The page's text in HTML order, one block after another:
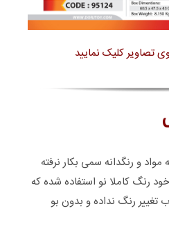
تصاویر کلیک نمایید
و رنگدانه سمی بکار نرفته
رنگ کاملا نو استفاده شده که
تغییر رنگ نداده و بدون بو